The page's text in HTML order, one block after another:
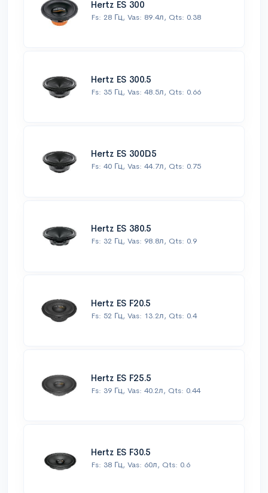
Hertz ES 300
Fs: 28 Гц, Vas: 89.4л, Qts: 0.38
Hertz ES 300.5
Fs: 35 Гц, Vas: 48.5л, Qts: 0.66
Hertz ES 300D.5
Fs: 40 Гц, Vas: 44.7л, Qts: 0.75
Hertz ES 380.5
Fs: 32 Гц, Vas: 98.8л, Qts: 0.9
Hertz ES F20.5
Fs: 52 Гц, Vas: 13.2л, Qts: 0.4
Hertz ES F25.5
Fs: 39 Гц, Vas: 40.2л, Qts: 0.44
Hertz ES F30.5
Fs: 38 Гц, Vas: 60л, Qts: 0.6